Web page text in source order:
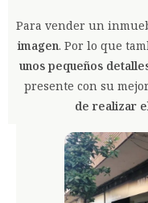
Para vender un
imagen. Por lo que
unos pequeños
presente con su mejor
de realizar